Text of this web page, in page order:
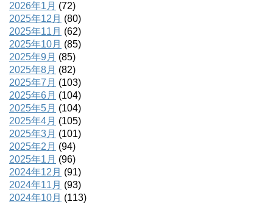
2026年1月 (72)
2025年12月 (80)
2025年11月 (62)
2025年10月 (85)
2025年9月 (85)
2025年8月 (82)
2025年7月 (103)
2025年6月 (104)
2025年5月 (104)
2025年4月 (105)
2025年3月 (101)
2025年2月 (94)
2025年1月 (96)
2024年12月 (91)
2024年11月 (93)
2024年10月 (113)